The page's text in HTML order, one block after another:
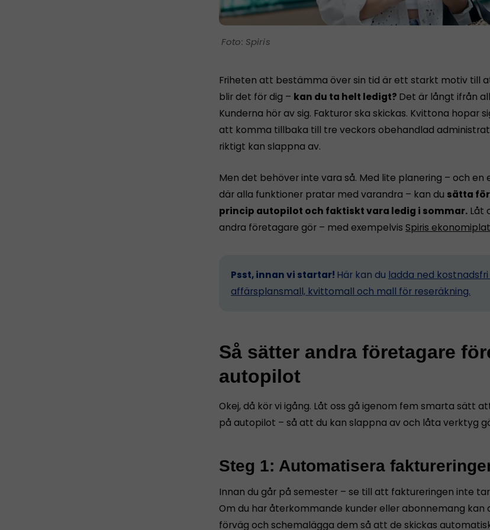
Spiris
Friheten att bestämma över sin tid är ett starkt motiv till
blir det för dig – kan du ta helt ledigt? Det är långt ifrån
Kunderna hör av sig. Fakturor ska skickas. Kvittona hopar
att komma tillbaka till tre veckors obehandlad
riktigt kan slappna av.
Men det behöver inte vara så. Med lite planering – och en
där alla funktioner pratar med varandra – kan du sätta
princip autopilot och faktiskt vara ledig i sommar. Låt
andra företagare gör – med exempelvis Spiris
Psst, innan vi startar! Här kan du ladda ned
affärsplansmall, kvittomall och mall för reseräkning.
Så sätter andra företagare
autopilot
Okej, då kör vi igång. Låt oss gå igenom fem smarta sätt
på autopilot – så att du kan slappna av och låta verktyg
Steg 1: Automatisera
Innan du går på semester – se till att faktureringen inte
Om du har återkommande kunder eller abonnemang kan
förväg och schemalägga dem så att de skickas